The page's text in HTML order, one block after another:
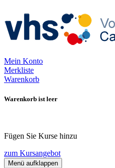
Mein Konto
Merkliste
Warenkorb
Warenkorb ist leer
Fügen Sie Kurse hinzu
zum Kursangebot
Menü aufklappen